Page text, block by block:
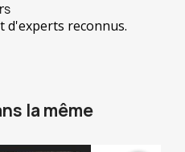
d'experts reconnus.
la même